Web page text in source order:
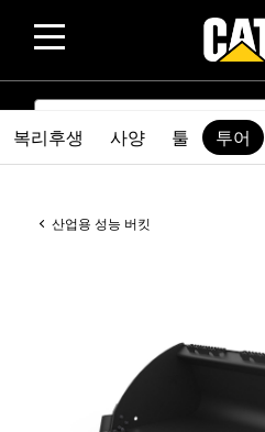
SEARCH
산업용 성능 버킷
복리후생 사양 툴 투어